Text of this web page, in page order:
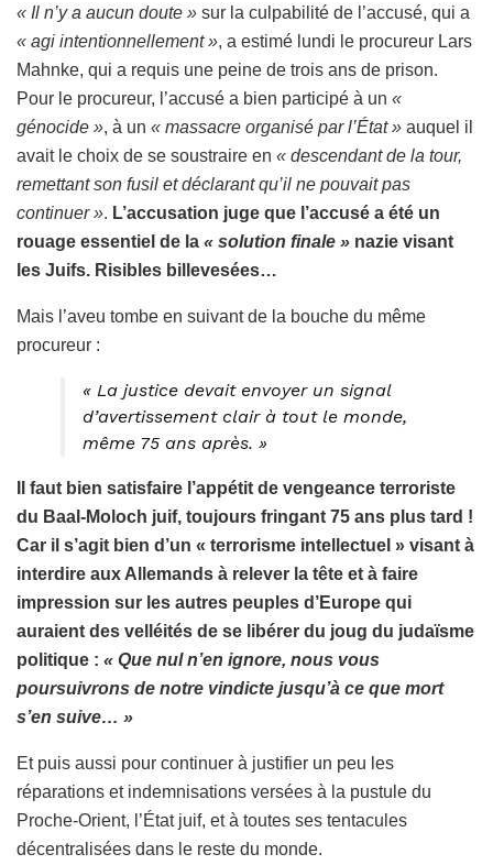
« Il n’y a aucun doute » sur la culpabilité de l’accusé, qui a
« agi intentionnellement », a estimé lundi le procureur Lars
Mahnke, qui a requis une peine de trois ans de prison.
Pour le procureur, l’accusé a bien participé à un «
génocide », à un « massacre organisé par l’État » auquel il
avait le choix de se soustraire en « descendant de la tour,
remettant son fusil et déclarant qu’il ne pouvait pas
continuer ». L’accusation juge que l’accusé a été un
rouage essentiel de la « solution finale » nazie visant
les Juifs. Risibles billevesées…
Mais l’aveu tombe en suivant de la bouche du même
procureur :
« La justice devait envoyer un signal
d’avertissement clair à tout le monde,
même 75 ans après. »
Il faut bien satisfaire l’appétit de vengeance terroriste
du Baal-Moloch juif, toujours fringant 75 ans plus tard !
Car il s’agit bien d’un « terrorisme intellectuel » visant à
interdire aux Allemands à relever la tête et à faire
impression sur les autres peuples d’Europe qui
auraient des velléités de se libérer du joug du judaïsme
politique : « Que nul n’en ignore, nous vous
poursuivrons de notre vindicte jusqu’à ce que mort
s’en suive… »
Et puis aussi pour continuer à justifier un peu les
réparations et indemnisations versées à la pustule du
Proche-Orient, l’État juif, et à toutes ses tentacules
décentralisées dans le reste du monde.